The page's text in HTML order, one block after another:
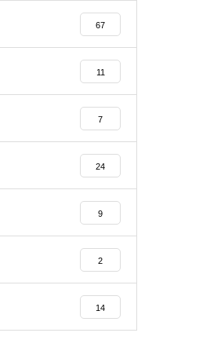
67
11
7
24
9
2
14